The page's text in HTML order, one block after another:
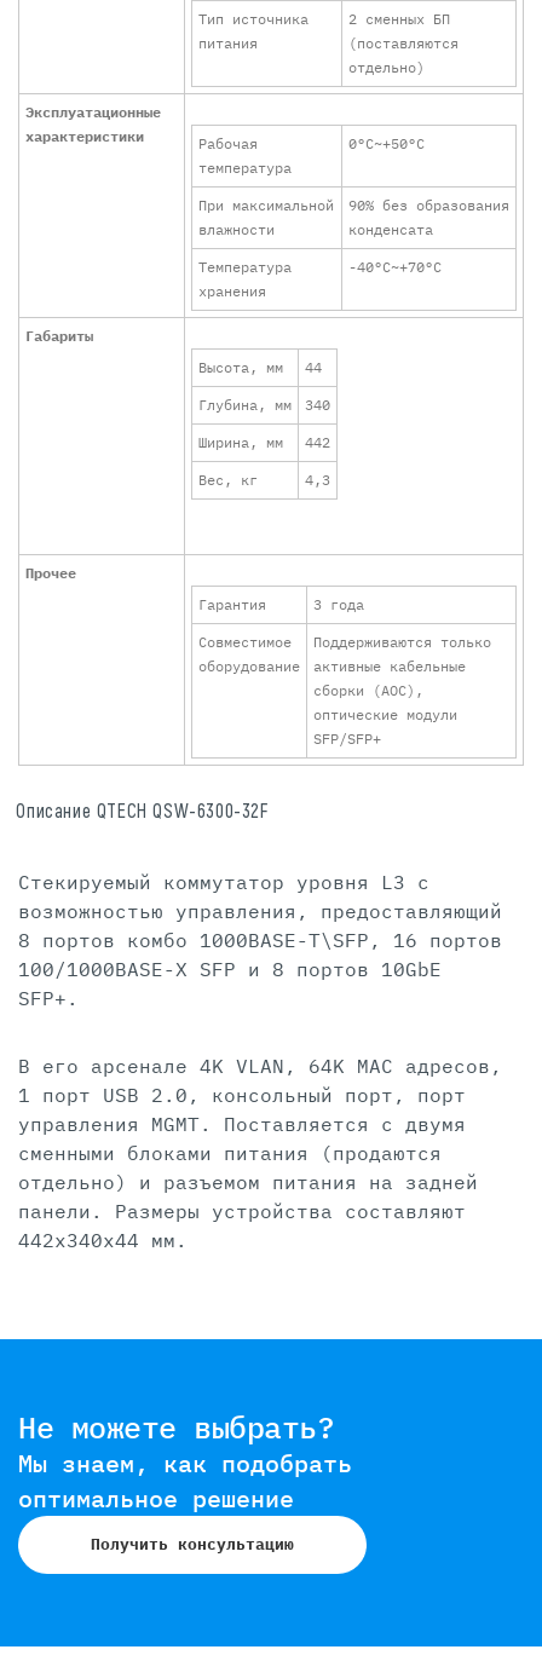
Тип источника
питания
2 сменных БП
(поставляются
отдельно)
Эксплуатационные
характеристики
Рабочая
температура
0°C~+50°C
При максимальной
влажности
90% без образования
конденсата
Температура
хранения
-40°C~+70°C
Габариты
Высота, мм
44
Глубина, мм 340
Ширина, мм 442
Вес, кг 4,3
Прочее
Гарантия
3 года
Совместимое
оборудование
Поддерживаются только
активные кабельные
сборки (AOC),
оптические модули
SFP/SFP+
Описание QTECH QSW-6300-32F
Стекируемый коммутатор уровня L3 с
возможностью управления, предоставляющий
8 портов комбо 1000BASE-T\SFP, 16 портов
100/1000BASE-X SFP и 8 портов 10GbE
SFP+.
В его арсенале 4K VLAN, 64K MAC адресов,
1 порт USB 2.0, консольный порт, порт
управления MGMT. Поставляется с двумя
сменными блоками питания (продаются
отдельно) и разъемом питания на задней
панели. Размеры устройства составляют
442x340x44 мм.
Не можете выбрать?
Мы знаем, как подобрать
оптимальное решение
Получить консультацию